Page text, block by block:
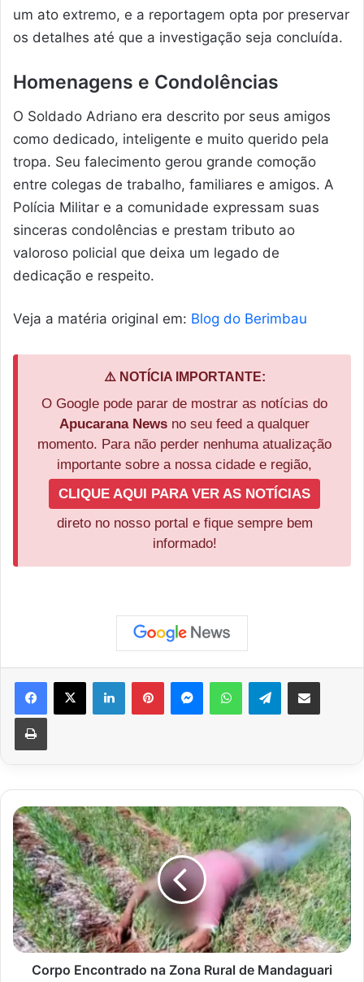
um ato extremo, e a reportagem opta por preservar
os detalhes até que a investigação seja concluída.
Homenagens e Condolências
O Soldado Adriano era descrito por seus amigos
como dedicado, inteligente e muito querido pela
tropa. Seu falecimento gerou grande comoção
entre colegas de trabalho, familiares e amigos. A
Polícia Militar e a comunidade expressam suas
sinceras condolências e prestam tributo ao
valoroso policial que deixa um legado de
dedicação e respeito.
Veja a matéria original em: Blog do Berimbau
⚠️ NOTÍCIA IMPORTANTE:
O Google pode parar de mostrar as notícias do
Apucarana News no seu feed a qualquer
momento. Para não perder nenhuma atualização
importante sobre a nossa cidade e região,
CLIQUE AQUI PARA VER AS NOTÍCIAS
direto no nosso portal e fique sempre bem
informado!
Facebook
X LinkedinPinterestMessengerWhatsAppTelegramCompartilhar via e-mail
Imprimir
Corpo
Encontrado
na
Zona
Rural
de
Mandaguari
com
vários
tirosCorpo Encontrado na Zona Rural de Mandaguari